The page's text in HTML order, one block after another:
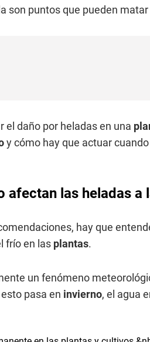
son puntos que pueden matar
el daño por heladas en una
y cómo hay que actuar
afectan las heladas a
hay que
frío en las plantas.
un fenómeno
pasa en invierno, el agua